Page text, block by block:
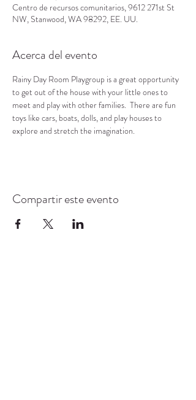
Centro de recursos comunitarios, 9612 271st St
NW, Stanwood, WA 98292, EE. UU.
Acerca del evento
Rainy Day Room Playgroup is a great opportunity
to get out of the house with your little ones to
meet and play with other families.  There are fun
toys like cars, boats, dolls, and play houses to
explore and stretch the imagination.
Compartir este evento